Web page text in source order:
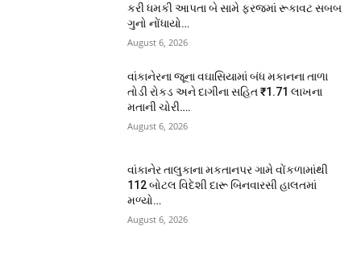
કરી ધમકી આપતા બે સામે ફરજમાં રૂકાવટ સબબ
ગુનો નોંધાયો…
August 6, 2026
વાંકાનેરના જૂના વઘાસિયામાં બંધ મકાનના તાળા
તોડી રોકડ અને દાગીના સહિત ₹1.71 લાખના
મતાની ચોરી….
August 6, 2026
વાંકાનેર તાલુકાના મકતાનપર ગામે વોંકળામાંથી
112 બોટલ વિદેશી દારૂ બિનવારસી હાલતમાં
મળ્યો…
August 6, 2026